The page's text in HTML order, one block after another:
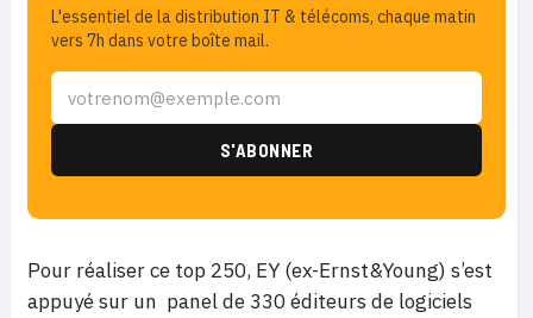
L'essentiel de la distribution IT & télécoms, chaque matin
vers 7h dans votre boîte mail.
Pour réaliser ce top 250, EY (ex-Ernst&Young) s’est
appuyé sur un panel de 330 éditeurs de logiciels